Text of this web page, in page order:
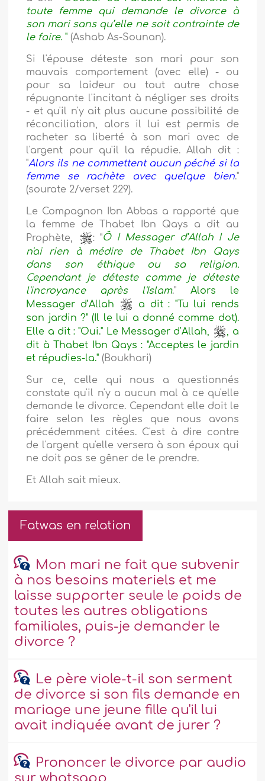
toute femme qui demande le divorce à
son mari sans qu’elle ne soit contrainte de
le faire. " (Ashab As-Sounan).
Si l'épouse déteste son mari pour son
mauvais comportement (avec elle) - ou
pour sa laideur ou tout autre chose
répugnante l'incitant à négliger ses droits
- et qu'il n'y ait plus aucune possibilité de
réconciliation, alors il lui est permis de
racheter sa liberté à son mari avec de
l'argent pour qu'il la répudie. Allah dit :
"Alors ils ne commettent aucun péché si la
femme se rachète avec quelque bien."
(sourate 2/verset 229).
Le Compagnon Ibn Abbas a rapporté que
la femme de Thabet Ibn Qays a dit au
Prophète,
: "Ô ! Messager d’Allah ! Je
n'ai rien à médire de Thabet Ibn Qays
dans son éthique ou sa religion.
Cependant je déteste comme je déteste
l'incroyance après l'Islam." Alors le
Messager d’Allah
a dit : "Tu lui rends
son jardin ?" (Il le lui a donné comme dot).
Elle a dit : "Oui." Le Messager d’Allah,
, a
dit à Thabet Ibn Qays : "Acceptes le jardin
et répudies-la." (Boukhari)
Sur ce, celle qui nous a questionnés
constate qu'il n'y a aucun mal à ce qu'elle
demande le divorce. Cependant elle doit le
faire selon les règles que nous avons
précédemment citées. C'est à dire contre
de l'argent qu'elle versera à son époux qui
ne doit pas se gêner de le prendre.
Et Allah sait mieux.
Fatwas en relation
Mon mari ne fait que subvenir
à nos besoins materiels et me
laisse supporter seule le poids de
toutes les autres obligations
familiales, puis-je demander le
divorce ?
Le père viole-t-il son serment
de divorce si son fils demande en
mariage une jeune fille qu'il lui
avait indiquée avant de jurer ?
Prononcer le divorce par audio
sur whatsapp